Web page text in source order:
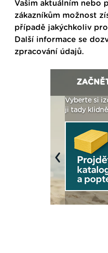
Vašim aktuálním nebo
zákazníkům možnost
případě jakýchkoliv
Další informace se
zpracování údajů.
Vyberte si
ji tady
Previous